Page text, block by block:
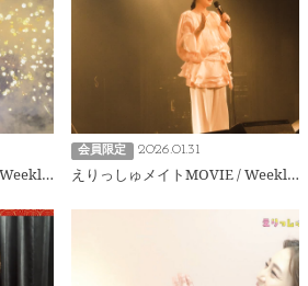
えりっしゅメイトMOVIE / Weekly209
会員限定 2026.01.31
えりっしゅメイトMOVIE / Weekly208